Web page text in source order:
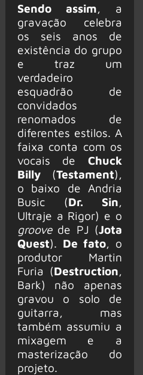
Sendo assim , a
gravação celebra
os seis anos de
existência do grupo
e traz um
verdadeiro
esquadrão de
convidados
renomados de
diferentes estilos. A
faixa conta com os
vocais de Chuck
Billy(Testament),
o baixo de Andria
Busic (Dr. Sin
Ultraje a Rigor) e o
groovede PJ (Jota
Quest). De fato, o
produtor Martin
Furia (Destruction
Bark) não apenas
gravou o solo de
guitarra, mas
também assumiu a
mixagem e a
masterização do
projeto.